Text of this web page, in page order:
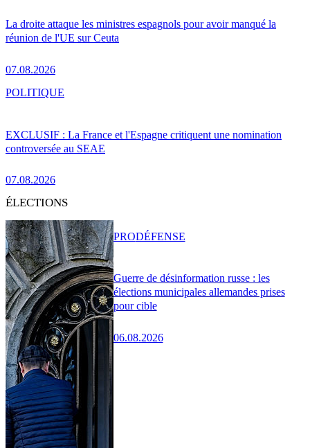
La droite attaque les ministres espagnols pour avoir manqué la
réunion de l'UE sur Ceuta
07.08.2026
EXCLUSIF : La France et l'Espagne critiquent une nomination
controversée au SEAE
07.08.2026
POLITIQUE
ÉLECTIONS
Guerre de désinformation russe : les
élections municipales allemandes prises
pour cible
06.08.2026
PRODÉFENSE